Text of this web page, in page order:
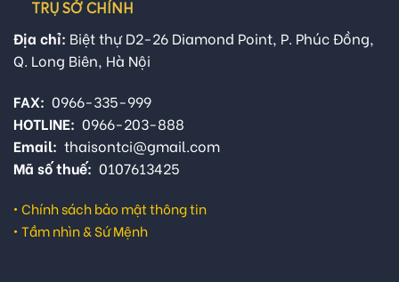
TRỤ SỞ CHÍNH
Địa chỉ: Biệt thự D2-26 Diamond Point, P. Phúc Đồng,
Q. Long Biên, Hà Nội
FAX: 0966-335-999
HOTLINE: 0966-203-888
Email: thaisontci@gmail.com
Mã số thuế: 0107613425
• Chính sách bảo mật thông tin
• Tầm nhìn & Sứ Mệnh